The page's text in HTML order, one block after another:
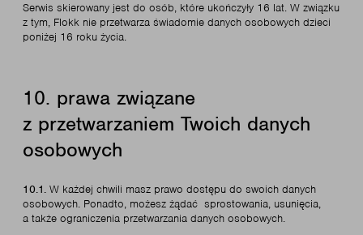
Serwis skierowany jest do osób, które ukończyły 16 lat. W związku
z tym, Flokk nie przetwarza świadomie danych osobowych dzieci
poniżej 16 roku życia.
10. prawa związane
z przetwarzaniem Twoich danych
osobowych
10.1. W każdej chwili masz prawo dostępu do swoich danych
osobowych. Ponadto, możesz żądać sprostowania, usunięcia,
a także ograniczenia przetwarzania danych osobowych.